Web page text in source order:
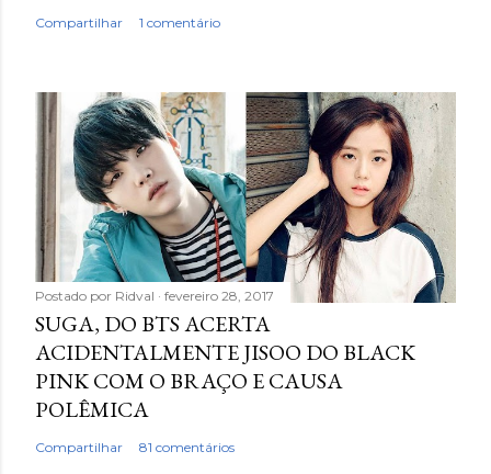
Compartilhar 1 comentário
Postado por Ridval fevereiro 28, 2017
SUGA, DO BTS ACERTA
ACIDENTALMENTE JISOO DO BLACK
PINK COM O BRAÇO E CAUSA
POLÊMICA
Compartilhar 81 comentários